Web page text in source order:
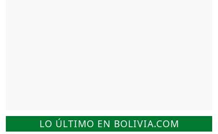
LO ÚLTIMO EN BOLIVIA.COM